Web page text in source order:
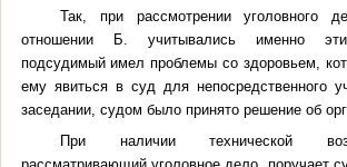
Так, при рассмотрении уголовного
отношении Б. учитывались именно эти
подсудимый имел проблемы со здоровьем,
ему явиться в суд для непосредственного
заседании, судом было принято решение об
При наличии технической